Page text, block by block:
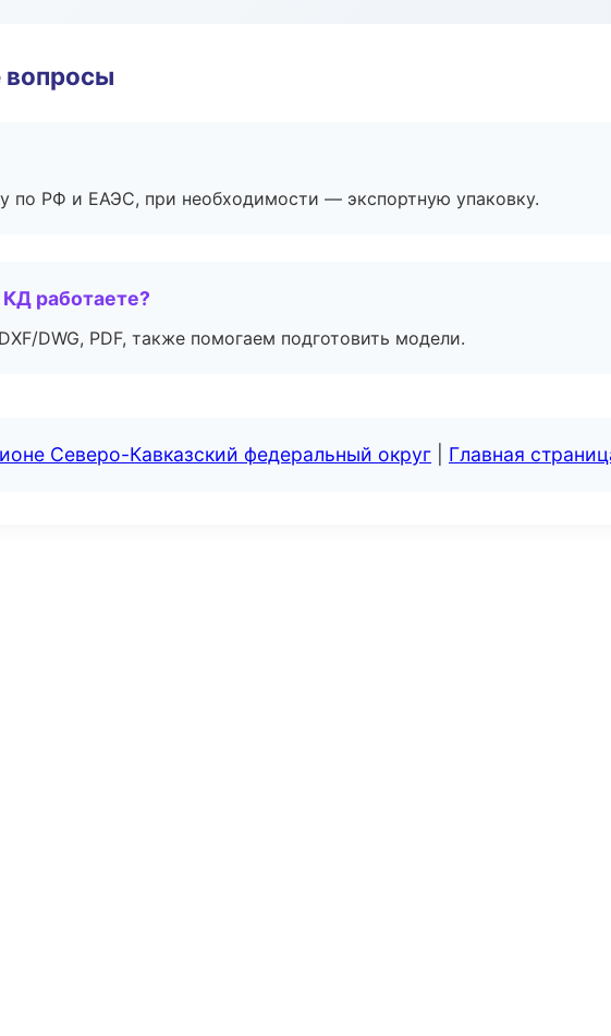
вопросы
по РФ и ЕАЭС, при необходимости — экспортную упаковку.
работаете?
DWG, PDF, также помогаем подготовить модели.
Северо-Кавказский федеральный округ Главная